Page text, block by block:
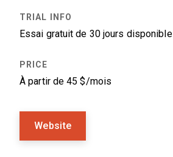
Essai gratuit de 30 jours disponible
À partir de 45 $/mois
Website